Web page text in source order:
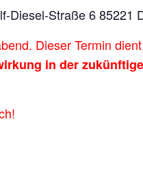
Diesel-Straße 6 85221
Dieser Termin
in der